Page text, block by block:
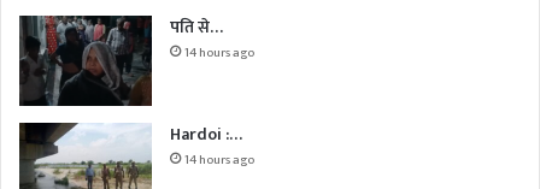
पति से…
14 hours ago
Hardoi :…
14 hours ago